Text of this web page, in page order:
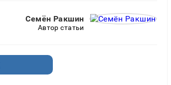
Семён Ракшин
Автор статьи